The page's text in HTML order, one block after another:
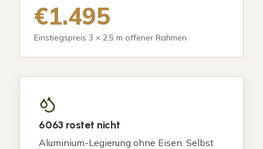
€1.495
Einstiegspreis 3 × 2,5 m offener Rahmen
6063 rostet nicht
Aluminium-Legierung ohne Eisen. Selbst